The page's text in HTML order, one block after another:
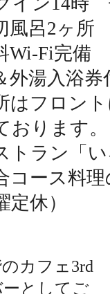
呂2ヶ所
Wi-Fi完備
湯入浴券
はフロン
おります。
トラン「
コース料
休）
カフェ3rd
としてご